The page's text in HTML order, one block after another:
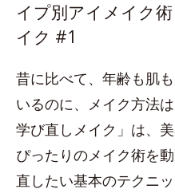
イプ別アイメイク
イク #1
昔に比べて、年齢も肌
いるのに、メイク方法
学び直しメイク」は、
ぴったりのメイク術を
直したい基本のテクニ